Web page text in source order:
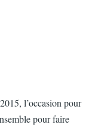
l’occasion pour
pour faire